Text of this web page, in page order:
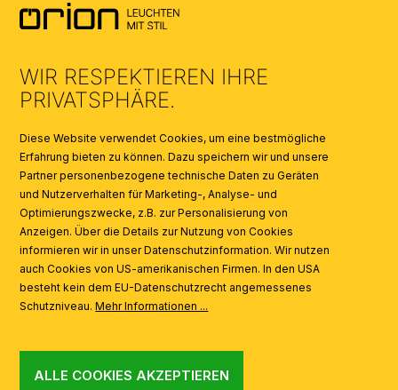
KATALOGE
AI
WIR RESPEKTIEREN IHRE
PRIVATSPHÄRE.
Diese Website verwendet Cookies, um eine bestmögliche
Erfahrung bieten zu können. Dazu speichern wir und unsere
Partner personenbezogene technische Daten zu Geräten
und Nutzerverhalten für Marketing-, Analyse- und
Optimierungszwecke, z.B. zur Personalisierung von
Anzeigen. Über die Details zur Nutzung von Cookies
informieren wir in unser Datenschutzinformation. Wir nutzen
auch Cookies von US-amerikanischen Firmen. In den USA
besteht kein dem EU-Datenschutzrecht angemessenes
Schutzniveau.Mehr Informationen ...
ALLE COOKIES AKZEPTIEREN